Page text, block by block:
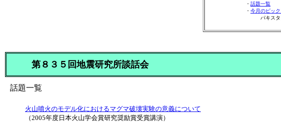
・ 話題一覧
・ 今月のピッ
パキスタン
第８３５回地震研究所談話会
話題一覧
火山噴火のモデル化におけるマグマ破壊実験の意義について
（2005年度日本火山学会賞研究奨励賞受賞講演）